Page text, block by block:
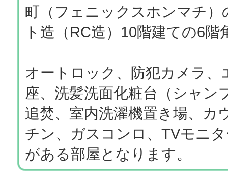
町（フェニックスホンマチ
ト造（RC造）10階建ての6
オートロック、防犯カメラ、
座、洗髪洗面化粧台（シャン
追焚、室内洗濯機置き場、
チン、ガスコンロ、TVモニ
がある部屋となります。